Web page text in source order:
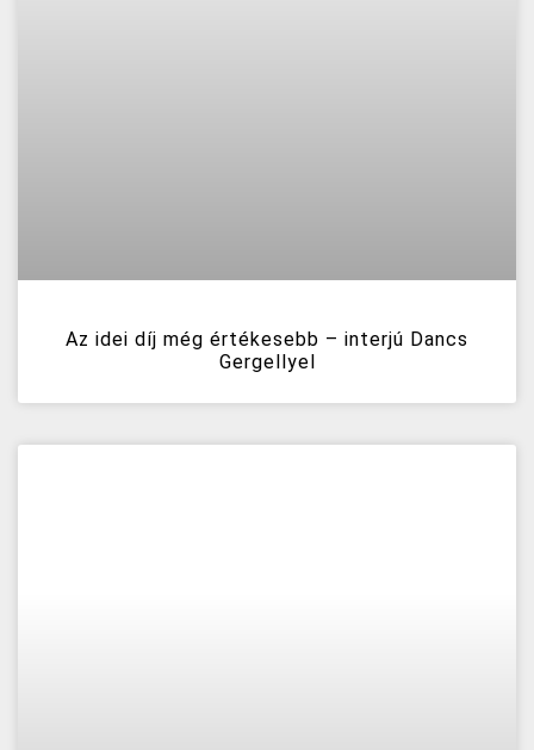
Az idei díj még értékesebb – interjú Dancs
Gergellyel